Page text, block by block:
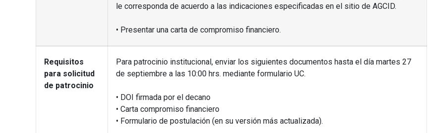
le corresponda de acuerdo a las indicaciones especificadas en el sitio de AGCID.
• Presentar una carta de compromiso financiero.
Requisitos
para solicitud
de patrocinio
Para patrocinio institucional, enviar los siguientes documentos hasta el día martes 27
de septiembre a las 10:00 hrs. mediante formulario UC.
• DOI firmada por el decano
• Carta compromiso financiero
• Formulario de postulación (en su versión más actualizada).